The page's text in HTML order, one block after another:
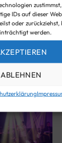
IDs auf dieser
oder
werden.
ABLEHNEN